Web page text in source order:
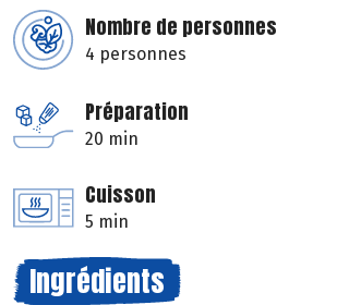
Nombre de personnes
4 personnes
Préparation
20 min
Cuisson
5 min
Ingrédients